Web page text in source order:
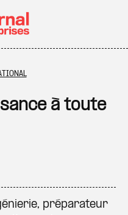
à toute
préparateur